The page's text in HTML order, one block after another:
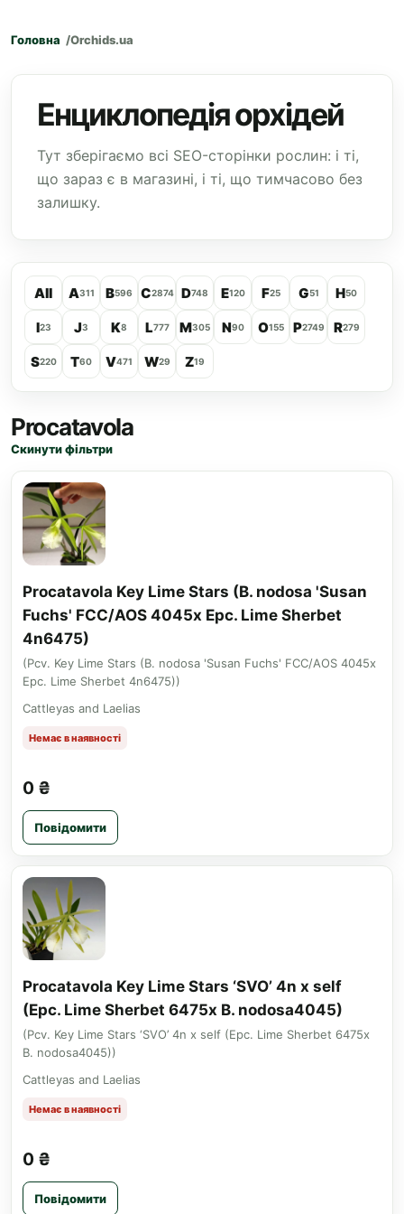
Головна Orchids.ua
Енциклопедія орхідей
Тут зберігаємо всі SEO-сторінки рослин: і ті,
що зараз є в магазині, і ті, що тимчасово без
залишку.
All A311 B596 C2874 D748 E120 F25 G51 H50
I23 J3 K8 L777 M305 N90 O155 P2749 R279
S220 T60 V471 W29 Z19
Procatavola
Скинути фільтри
Procatavola Key Lime Stars (B. nodosa 'Susan
Fuchs' FCC/AOS 4045x Epc. Lime Sherbet
4n6475)
(Pcv. Key Lime Stars (B. nodosa 'Susan Fuchs' FCC/AOS 4045x
Epc. Lime Sherbet 4n6475))
Cattleyas and Laelias
Немає в наявності
0 ₴
Повідомити
Procatavola Key Lime Stars ‘SVO’ 4n x self
(Epc. Lime Sherbet 6475x B. nodosa4045)
(Pcv. Key Lime Stars ‘SVO’ 4n x self (Epc. Lime Sherbet 6475x
B. nodosa4045))
Cattleyas and Laelias
Немає в наявності
0 ₴
Повідомити